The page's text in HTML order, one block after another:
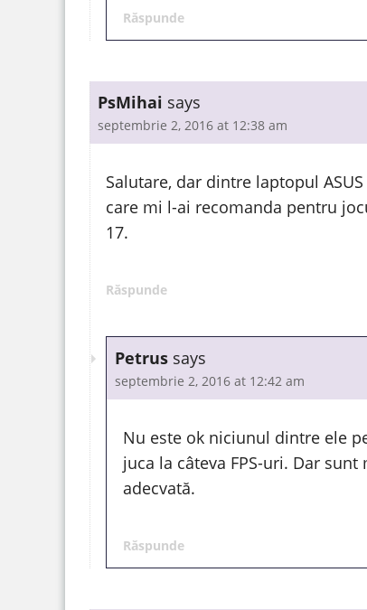
Răspunde
PsMihai says
septembrie 2, 2016 at 12:38 am
Salutare, dar dintre laptopul ASUS
care mi l-ai recomanda pentru
17.
Răspunde
Petrus says
septembrie 2, 2016 at 12:42 am
Nu este ok niciunul dintre ele
juca la câteva FPS-uri. Dar
adecvată.
Răspunde